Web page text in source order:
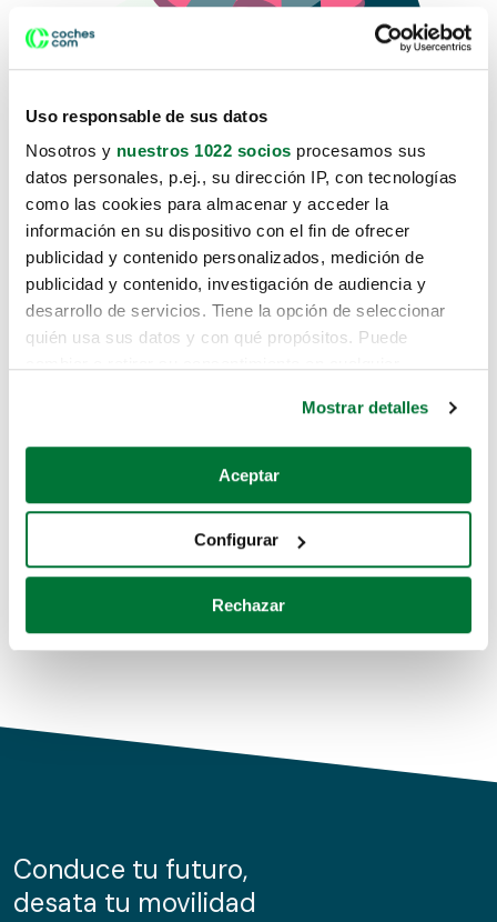
Uso responsable de sus datos
Nosotros y nuestros 1022 socios procesamos sus
datos personales, p.ej., su dirección IP, con tecnologías
como las cookies para almacenar y acceder la
información en su dispositivo con el fin de ofrecer
publicidad y contenido personalizados, medición de
publicidad y contenido, investigación de audiencia y
desarrollo de servicios. Tiene la opción de seleccionar
quién usa sus datos y con qué propósitos. Puede
Si lo permite, también quisiéramos:
Recopilar información sobre su ubicación geográfica
Identificar su dispositivo analizándolo activamente
para buscar características específicas (huellas
Obtenga más información sobre cómo se procesan sus
de cookies.
información sobre el uso que haga del sitio web con
nuestros partners de redes sociales, publicidad y análisis
Mostrar detalles
Aceptar
Configurar
Rechazar
Lo sentimos, no sabemos como
te hemos traido hasta aquí.
Pero puedes encontrar el coche que estás
buscando en alguno de estos enlaces:
Coches de segunda mano
Coches de km0
Conduce tu futuro,
desata tu movilidad